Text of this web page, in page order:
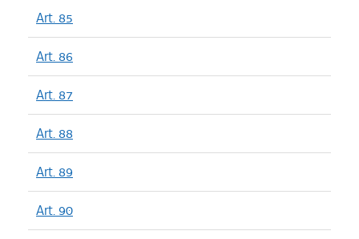
Art. 85
Art. 86
Art. 87
Art. 88
Art. 89
Art. 90